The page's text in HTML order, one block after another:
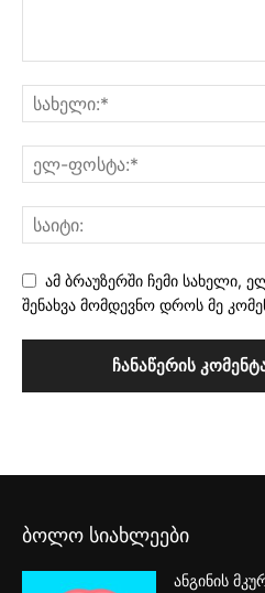
ამ ბრაუზერში ჩემი სახელი,
შენახვა მომდევნო დროს მე
ბოლო სიახლეები
ანგინის